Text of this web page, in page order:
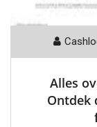
Alles
Ontdek